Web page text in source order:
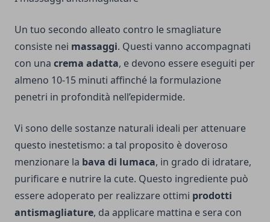
Un tuo secondo alleato contro le smagliature
consiste nei massaggi. Questi vanno accompagnati
con una crema adatta, e devono essere eseguiti per
almeno 10-15 minuti affinché la formulazione
penetri in profondità nell’epidermide.
Vi sono delle sostanze naturali ideali per attenuare
questo inestetismo: a tal proposito è doveroso
menzionare la bava di lumaca, in grado di idratare,
purificare e nutrire la cute. Questo ingrediente può
essere adoperato per realizzare ottimi prodotti
antismagliature, da applicare mattina e sera con